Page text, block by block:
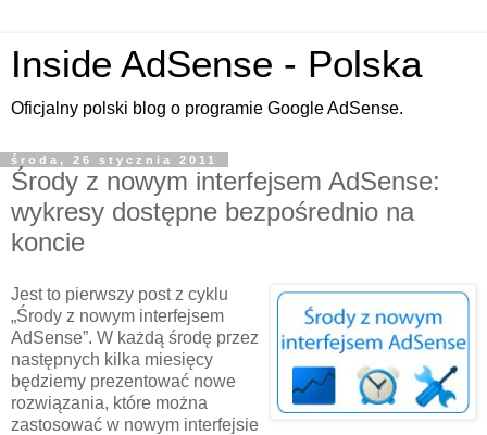
Inside AdSense - Polska
Oficjalny polski blog o programie Google AdSense.
środa, 26 stycznia 2011
Środy z nowym interfejsem AdSense:
wykresy dostępne bezpośrednio na
koncie
Jest to pierwszy post z cyklu
„Środy z nowym interfejsem
AdSense”. W każdą środę przez
następnych kilka miesięcy
będziemy prezentować nowe
rozwiązania, które można
zastosować w nowym interfejsie